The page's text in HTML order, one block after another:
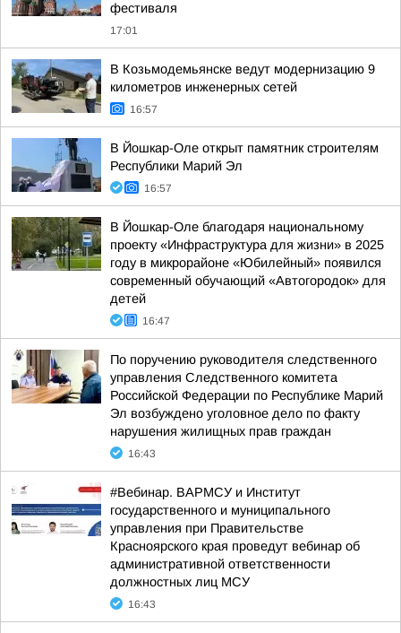
фестиваля
17:01
В Козьмодемьянске ведут модернизацию 9
километров инженерных сетей
16:57
В Йошкар-Оле открыт памятник строителям
Республики Марий Эл
16:57
В Йошкар-Оле благодаря национальному
проекту «Инфраструктура для жизни» в 2025
году в микрорайоне «Юбилейный» появился
современный обучающий «Автогородок» для
детей
16:47
По поручению руководителя следственного
управления Следственного комитета
Российской Федерации по Республике Марий
Эл возбуждено уголовное дело по факту
нарушения жилищных прав граждан
16:43
#Вебинар. ВАРМСУ и Институт
государственного и муниципального
управления при Правительстве
Красноярского края проведут вебинар об
административной ответственности
должностных лиц МСУ
16:43